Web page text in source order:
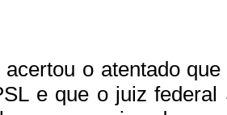
o atentado
e que o juiz federal